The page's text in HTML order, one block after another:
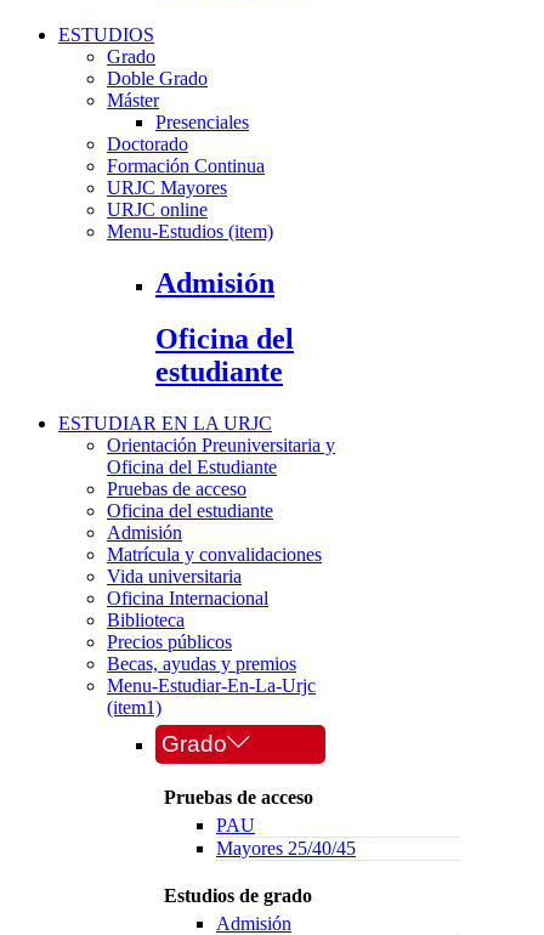
ESTUDIOS
Grado
Doble Grado
Máster
Presenciales
Doctorado
Formación Continua
URJC Mayores
URJC online
Menu-Estudios (item)
Admisión
Oficina del
estudiante
ESTUDIAR EN LA URJC
Orientación Preuniversitaria y
Oficina del Estudiante
Pruebas de acceso
Oficina del estudiante
Admisión
Matrícula y convalidaciones
Vida universitaria
Oficina Internacional
Biblioteca
Precios públicos
Becas, ayudas y premios
Menu-Estudiar-En-La-Urjc
(item1)
Grado
Pruebas de acceso
PAU
Mayores 25/40/45
Estudios de grado
Admisión